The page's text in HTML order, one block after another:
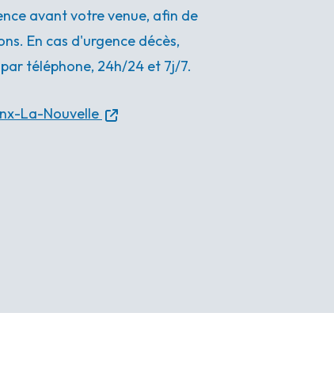
avant votre venue, afin de
En cas d'urgence décès,
téléphone, 24h/24 et 7j/7.
La-Nouvelle